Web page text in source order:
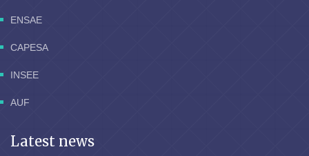
ENSAE
CAPESA
INSEE
AUF
Latest news